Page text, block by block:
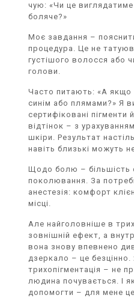
чую: «Чи це
боляче?»
Моє завдання –
процедура. Це не
густішого волосся або
голови.
Часто питають: «А якщо
синім або плямами?» Я
сертифіковані пігменти
відтінок – з
шкіри. Результат
навіть близькі можуть
Щодо болю – більшість
поколювання. За
анестезія: комфорт
місці.
Але найголовніше в
зовнішній ефект, а
вона знову впевнено
дзеркало – це
трихопігментація – не
людина почувається. І
допомогти – для мене